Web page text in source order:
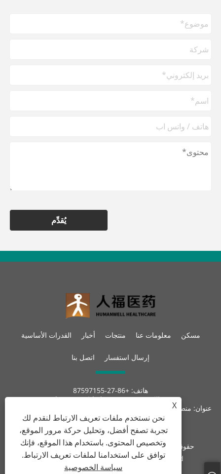
يُقدِّم
مسكن معلومات عنا منتجات أخبار القدرات الأساسية
إرسال استفسار اتصل بنا
هاتف: +86-27-87597155
بريد إلكتروني:sales@steroid-chem.com
عنوان: منطقة جيديان للتنمية الاقتصادية ، مدينة إي-تشو ، هوبي ، الصين.
حقوق الطبع والنشر © 2022 Hubei Gedian Humanwell
Pharmaceutical Co.، Ltd. جميع الحقوق محفوظة
X
نحن نستخدم ملفات تعريف الارتباط لنقدم لك
تجربة تصفح أفضل، وتحليل حركة مرور الموقع،
وتخصيص المحتوى. باستخدام هذا الموقع، فإنك
توافق على استخدامنا لملفات تعريف الارتباط.
سياسة الخصوصية